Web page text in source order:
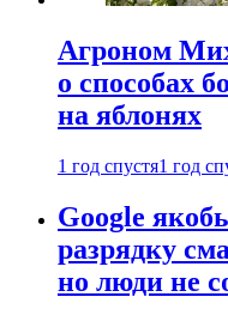
Агроном
о способах
на яблонях
1 год спустя1 год
Google
разрядку
но люди не